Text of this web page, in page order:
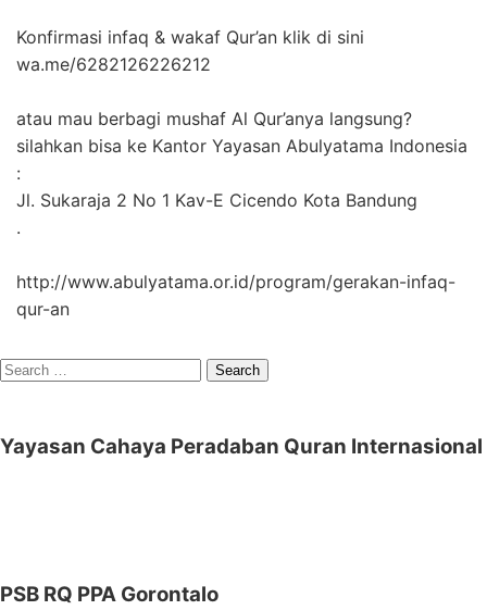
Konfirmasi infaq & wakaf Qur’an klik di sini
wa.me/6282126226212
atau mau berbagi mushaf Al Qur’anya langsung?
silahkan bisa ke Kantor Yayasan Abulyatama Indonesia
:
Jl. Sukaraja 2 No 1 Kav-E Cicendo Kota Bandung
.
http://www.abulyatama.or.id/program/gerakan-infaq-
qur-an
Search
Yayasan Cahaya Peradaban Quran Internasional
PSB RQ PPA Gorontalo